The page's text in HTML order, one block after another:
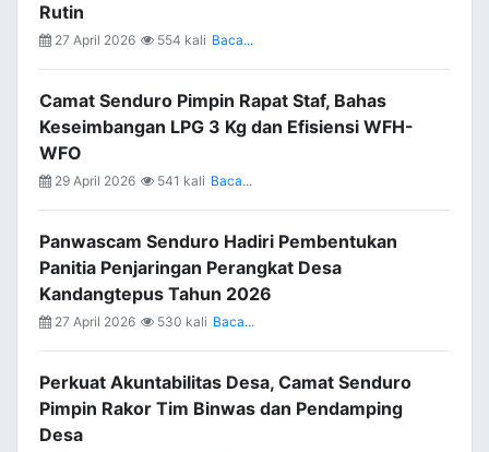
Rutin
27 April 2026 554 kali Baca...
Camat Senduro Pimpin Rapat Staf, Bahas
Keseimbangan LPG 3 Kg dan Efisiensi WFH-
WFO
29 April 2026 541 kali Baca...
Panwascam Senduro Hadiri Pembentukan
Panitia Penjaringan Perangkat Desa
Kandangtepus Tahun 2026
27 April 2026 530 kali Baca...
Perkuat Akuntabilitas Desa, Camat Senduro
Pimpin Rakor Tim Binwas dan Pendamping
Desa